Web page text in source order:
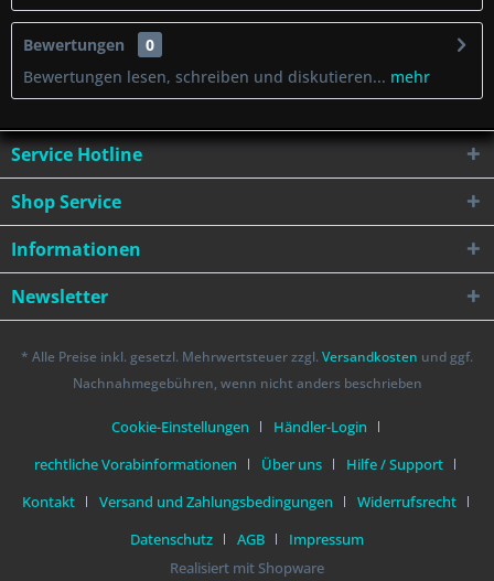
Bewertungen
0
Bewertungen lesen, schreiben und diskutieren... mehr
Service Hotline
Shop Service
Informationen
Newsletter
* Alle Preise inkl. gesetzl. Mehrwertsteuer zzgl. Versandkosten und ggf.
Nachnahmegebühren, wenn nicht anders beschrieben
Cookie-Einstellungen
Händler-Login
rechtliche Vorabinformationen
Über uns
Hilfe / Support
Kontakt
Versand und Zahlungsbedingungen
Widerrufsrecht
Datenschutz
AGB
Impressum
Realisiert mit Shopware